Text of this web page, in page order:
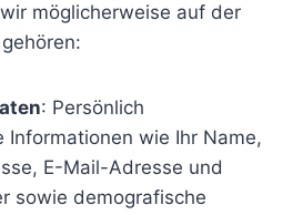
möglicherweise auf der
: Persönlich
Informationen wie Ihr Name,
E-Mail-Adresse und
sowie demografische